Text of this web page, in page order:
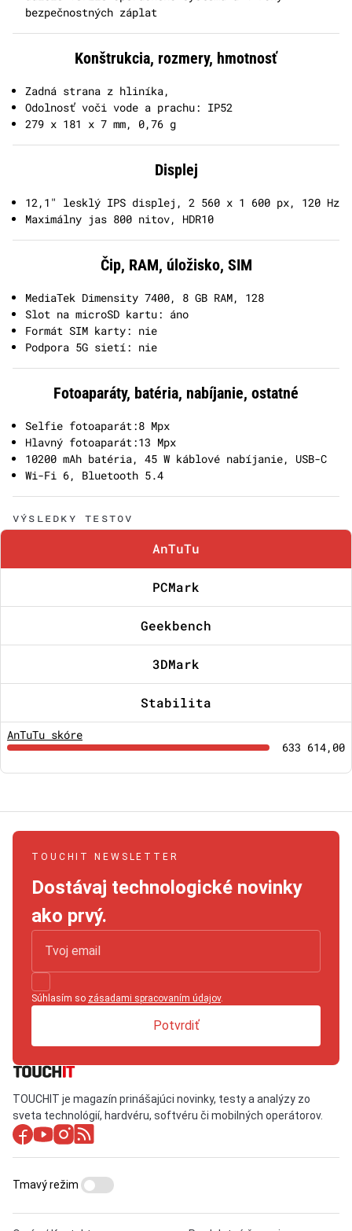
bezpečnostných záplat
Konštrukcia, rozmery, hmotnosť
Zadná strana z hliníka,
Odolnosť voči vode a prachu: IP52
279 x 181 x 7 mm, 0,76 g
Displej
12,1" lesklý IPS displej, 2 560 x 1 600 px, 120 Hz
Maximálny jas 800 nitov, HDR10
Čip, RAM, úložisko, SIM
MediaTek Dimensity 7400, 8 GB RAM, 128
Slot na microSD kartu: áno
Formát SIM karty: nie
Podpora 5G sietí: nie
Fotoaparáty, batéria, nabíjanie, ostatné
Selfie fotoaparát:8 Mpx
Hlavný fotoaparát:13 Mpx
10200 mAh batéria, 45 W káblové nabíjanie, USB-C
Wi-Fi 6, Bluetooth 5.4
VÝSLEDKY TESTOV
AnTuTu
PCMark
Geekbench
3DMark
Stabilita
AnTuTu skóre
633 614,00
TOUCHIT NEWSLETTER
Dostávaj technologické novinky
ako prvý.
Súhlasím so zásadami spracovaním údajov.
Potvrdiť
TOUCHIT je magazín prinášajúci novinky, testy a analýzy zo
sveta technológií, hardvéru, softvéru či mobilných operátorov.
Tmavý režim